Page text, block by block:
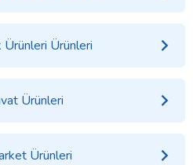
Ürünleri Ürünleri
Ürünleri
Ürünleri